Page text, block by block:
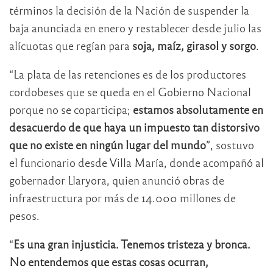
términos la decisión de la Nación de suspender la
baja anunciada en enero y restablecer desde julio las
alícuotas que regían para soja, maíz, girasol y sorgo.
“La plata de las retenciones es de los productores
cordobeses que se queda en el Gobierno Nacional
porque no se coparticipa; estamos absolutamente en
desacuerdo de que haya un impuesto tan distorsivo
que no existe en ningún lugar del mundo”, sostuvo
el funcionario desde Villa María, donde acompañó al
gobernador Llaryora, quien anunció obras de
infraestructura por más de 14.000 millones de
pesos.
“Es una gran injusticia. Tenemos tristeza y bronca.
No entendemos que estas cosas ocurran,